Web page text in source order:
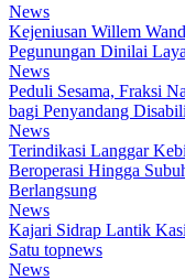
News
Kejeniusan Willem
Pegunungan Dinilai
News
Peduli Sesama, Fraksi
bagi Penyandang
News
Terindikasi Langgar
Beroperasi Hingga
Berlangsung
News
Kajari Sidrap Lantik
Satu topnews
News